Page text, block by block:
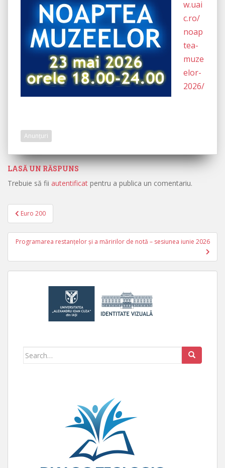
w.uai
c.ro/
noap
tea-
muze
elor-
2026/
Anunțuri
LASĂ UN RĂSPUNS
Trebuie să fii autentificat pentru a publica un comentariu.
Navigare în articole
Euro 200
Programarea restanțelor și a măririlor de notă – sesiunea iunie 2026
Search for: